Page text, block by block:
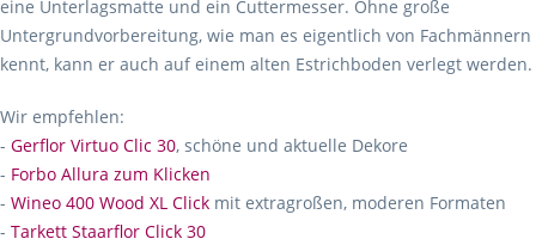
eine Unterlagsmatte und ein Cuttermesser. Ohne große
Untergrundvorbereitung, wie man es eigentlich von Fachmännern
kennt, kann er auch auf einem alten Estrichboden verlegt werden.
Wir empfehlen:
- Gerflor Virtuo Clic 30, schöne und aktuelle Dekore
- Forbo Allura zum Klicken
- Wineo 400 Wood XL Click mit extragroßen, moderen Formaten
- Tarkett Staarflor Click 30